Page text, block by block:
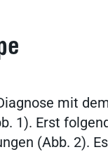
mit
1). Erst
(Abb. 2).